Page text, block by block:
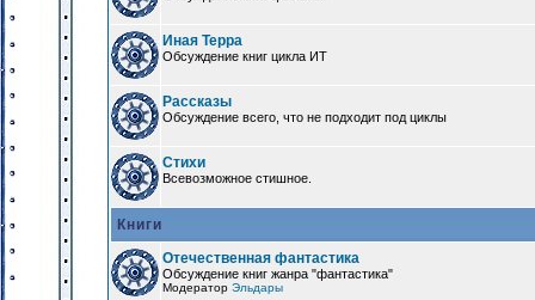
Иная Терра
Обсуждение книг цикла ИТ
Рассказы
Обсуждение всего, что не подходит под циклы
Стихи
Всевозможное стишное.
Книги
Отечественная фантастика
Обсуждение книг жанра "фантастика"
Модератор Эльдары